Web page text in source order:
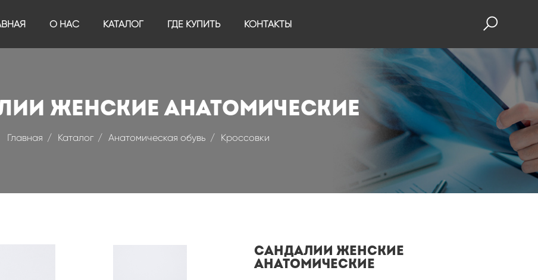
О НАС КАТАЛОГ ГДЕ КУПИТЬ КОНТАКТЫ
женские анатомические
Главная Каталог Анатомическая обувь Кроссовки
Сандалии женские
анатомические